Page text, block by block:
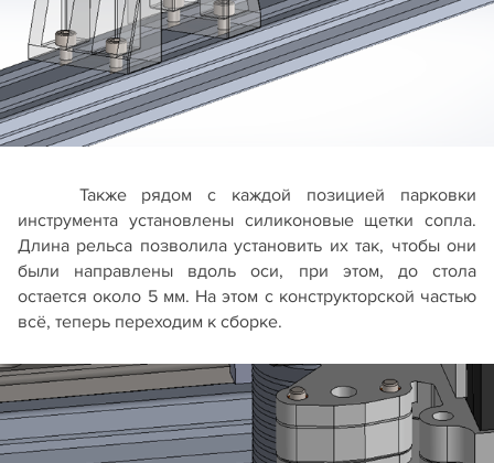
Также рядом с каждой позицией парковки
инструмента установлены силиконовые щетки сопла.
Длина рельса позволила установить их так, чтобы они
были направлены вдоль оси, при этом, до стола
остается около 5 мм. На этом с конструкторской частью
всё, теперь переходим к сборке.